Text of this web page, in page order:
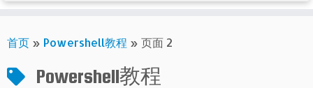
首页 » Powershell教程 » 页面 2
Powershell教程